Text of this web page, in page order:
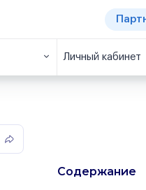
Личный кабинет
Содержание